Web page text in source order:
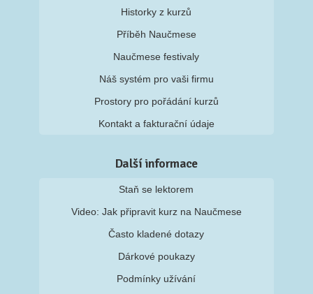
Historky z kurzů
Příběh Naučmese
Naučmese festivaly
Náš systém pro vaši firmu
Prostory pro pořádání kurzů
Kontakt a fakturační údaje
Další informace
Staň se lektorem
Video: Jak připravit kurz na Naučmese
Často kladené dotazy
Dárkové poukazy
Podmínky užívání